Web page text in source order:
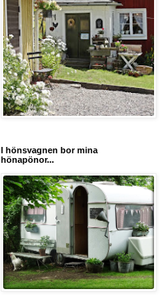
I hönsvagnen bor mina
hönapönor...